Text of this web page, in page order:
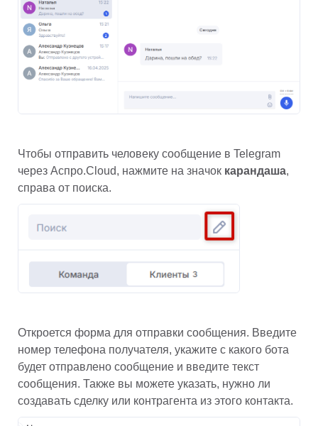
Чтобы отправить человеку сообщение в Telegram
через Аспро.Cloud, нажмите на значок карандаша,
справа от поиска.
Откроется форма для отправки сообщения. Введите
номер телефона получателя, укажите с какого бота
будет отправлено сообщение и введите текст
сообщения. Также вы можете указать, нужно ли
создавать сделку или контрагента из этого контакта.